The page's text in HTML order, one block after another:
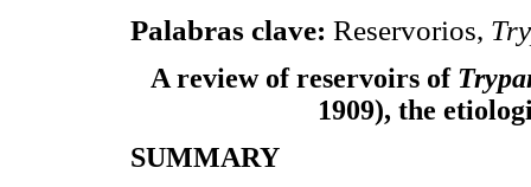
Palabras clave: Reservorios,
A review of reservoirs of
1909), the
SUMMARY